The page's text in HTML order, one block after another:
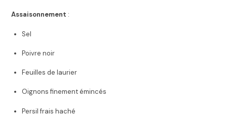
Assaisonnement :
Sel
Poivre noir
Feuilles de laurier
Oignons finement émincés
Persil frais haché